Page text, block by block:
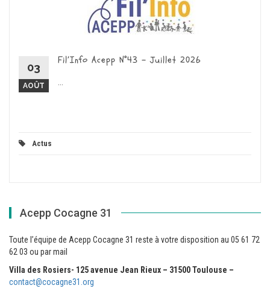
03
AOÛT
Fil’Info Acepp N°43 – Juillet 2026
Actus
Acepp Cocagne 31
Toute l’équipe de Acepp Cocagne 31 reste à votre disposition au 05 61 72
62 03 ou par mail
Villa des Rosiers- 125 avenue Jean Rieux – 31500 Toulouse –
contact@cocagne31.org